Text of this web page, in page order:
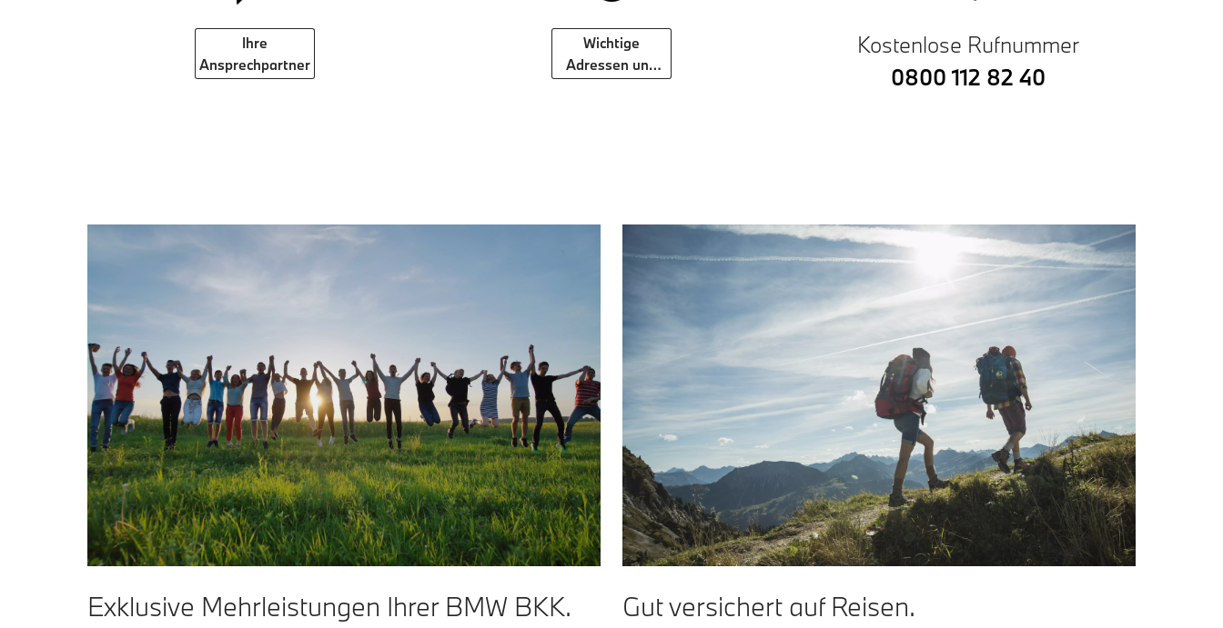
Ihre
Ansprechpartner
Wichtige
Adressen und
Kostenlose Rufnummer
0800 112 82 40
Exklusive Mehrleistungen Ihrer BMW BKK. Gut versichert auf Reisen.